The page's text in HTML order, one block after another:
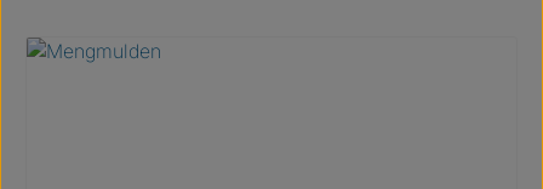
Kategoriegalerie überspringen